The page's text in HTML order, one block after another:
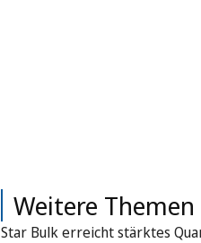
Weitere Themen
Star Bulk erreicht stärktes